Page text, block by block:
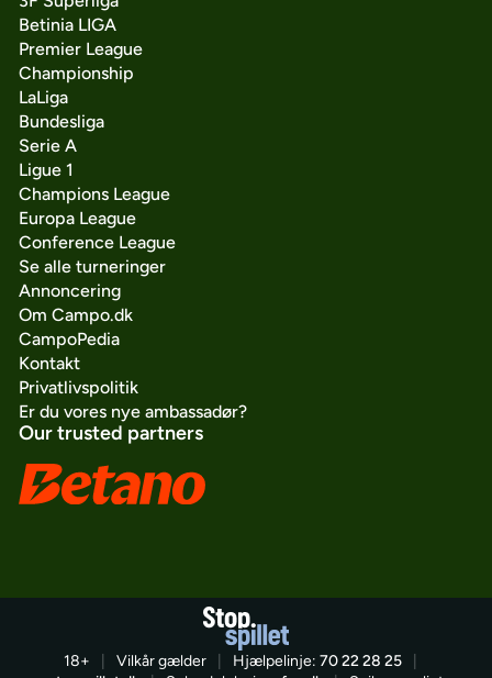
Betinia LIGA
Premier League
Championship
LaLiga
Bundesliga
Serie A
Ligue 1
Champions League
Europa League
Conference League
Se alle turneringer
Annoncering
Om Campo.dk
CampoPedia
Kontakt
Privatlivspolitik
Er du vores nye ambassadør?
Our trusted partners
18+ Vilkår gælder Hjælpelinje: 70 22 28 25